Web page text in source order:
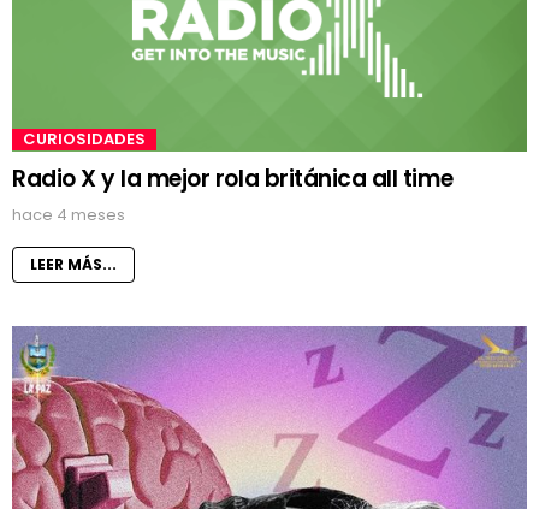
CURIOSIDADES
Radio X y la mejor rola británica all time
hace 4 meses
LEER MÁS...